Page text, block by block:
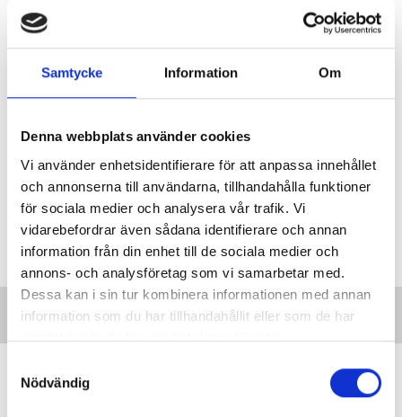
Samtycke Information Om
Denna webbplats använder cookies
Vi använder enhetsidentifierare för att anpassa innehållet
och annonserna till användarna, tillhandahålla funktioner
för sociala medier och analysera vår trafik. Vi
vidarebefordrar även sådana identifierare och annan
information från din enhet till de sociala medier och
annons- och analysföretag som vi samarbetar med.
Dessa kan i sin tur kombinera informationen med annan
information som du har tillhandahållit eller som de har
samlat in när du har använt deras tjänster.
Nödvändig
Inför slutspurten: Hon tar över som förhandlingschef
Nya siffror: Så mycket kan undervisningstiden minska
Avtalsstriden: Ökad splittring efter SKR-nej till lärarnas
Sprickan efter nytt NEJ – nu kallas medlare in
Taggar: Skolpolitik
klassrum”